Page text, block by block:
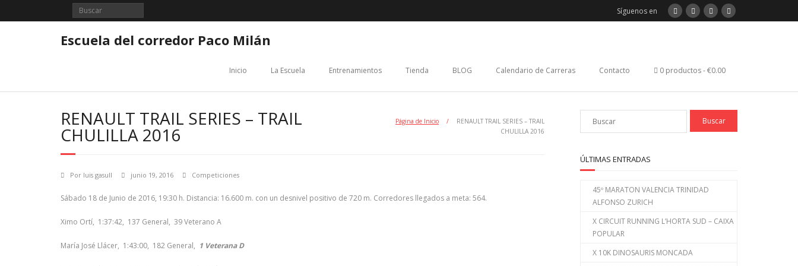
Síguenos en
Escuela del corredor Paco Milán
Inicio La Escuela Entrenamientos Tienda BLOG Calendario de Carreras Contacto 0 productos €0.00
RENAULT TRAIL SERIES – TRAIL
CHULILLA 2016
Página de Inicio /
RENAULT TRAIL SERIES – TRAIL
CHULILLA 2016
Por luis gasull junio 19, 2016 Competiciones
Sábado 18 de Junio de 2016, 19:30 h. Distancia: 16.600 m. con un desnivel positivo de 720 m. Corredores llegados a meta: 564.
Ximo Ortí, 1:37:42, 137 General, 39 Veterano A
María José Llácer, 1:43:00, 182 General, 1 Veterana D
ÚLTIMAS ENTRADAS
45º MARATON VALENCIA TRINIDAD
ALFONSO ZURICH
X CIRCUIT RUNNING L’HORTA SUD – CAIXA
POPULAR
X 10K DINOSAURIS MONCADA